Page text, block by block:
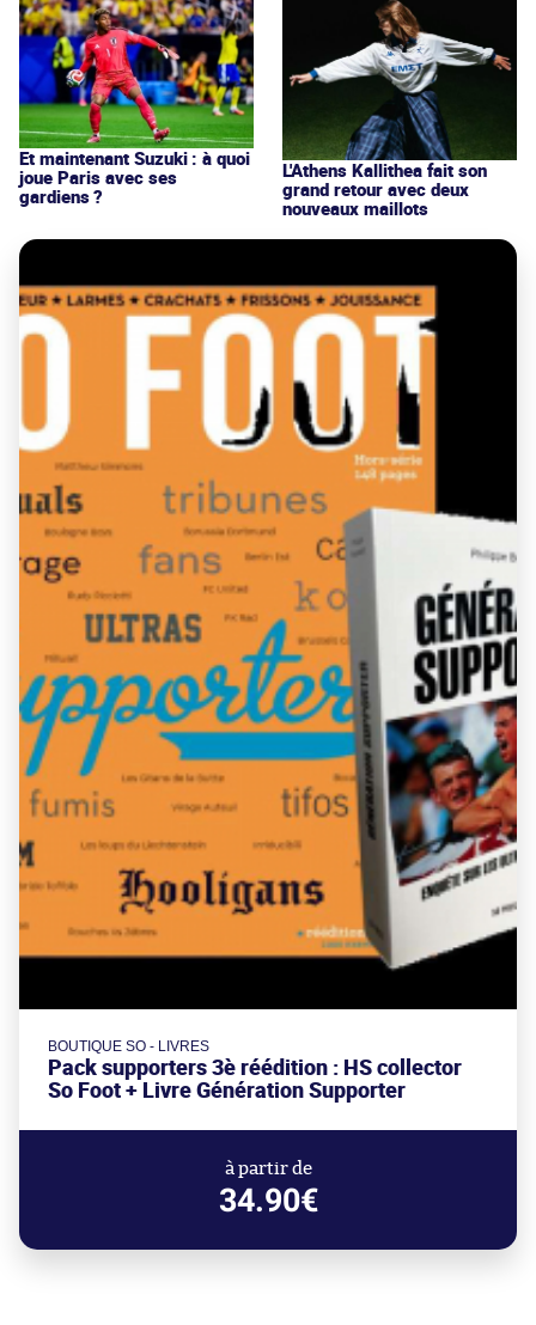
Et maintenant Suzuki : à quoi
joue Paris avec ses
gardiens ?
L'Athens Kallithea fait son
grand retour avec deux
nouveaux maillots
BOUTIQUE SO - LIVRES
Pack supporters 3è réédition : HS collector
So Foot + Livre Génération Supporter
à partir de
34.90€